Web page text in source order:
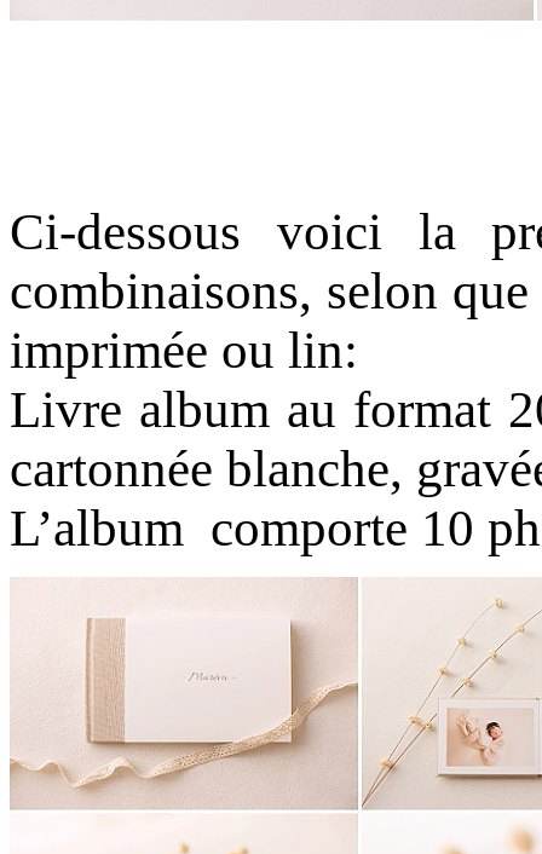
Ci-dessous voici la
combinaisons, selon
imprimée ou lin:
Livre album au format
cartonnée blanche,
L’album comporte 10